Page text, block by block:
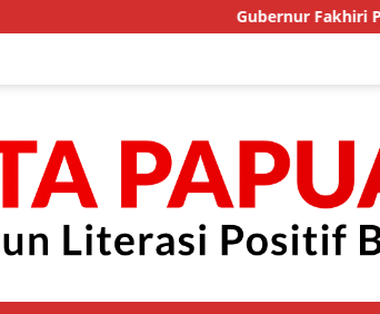
Gubernur Fakhiri